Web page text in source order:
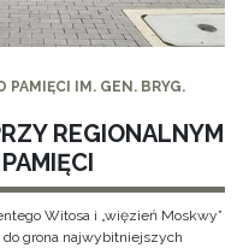
PAMIĘCI IM. GEN. BRYG.
REGIONALNYM
Witosa i „więzień Moskwy”
do grona najwybitniejszych